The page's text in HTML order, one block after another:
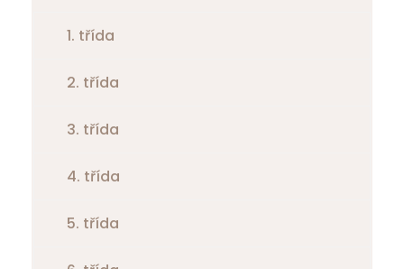
1. třída
2. třída
3. třída
4. třída
5. třída